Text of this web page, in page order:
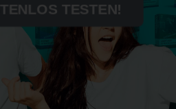
TESTEN!